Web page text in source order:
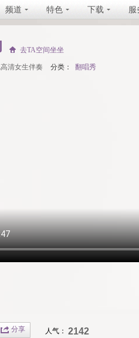
频道 特色 下载 服
去TA空间坐坐
清女生伴奏 分类： 翻唱秀
分享 人气： 2142